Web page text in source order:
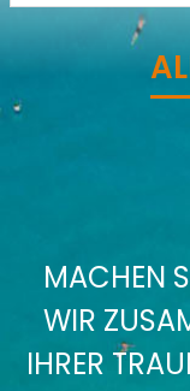
MACHEN
WIR
IHRER